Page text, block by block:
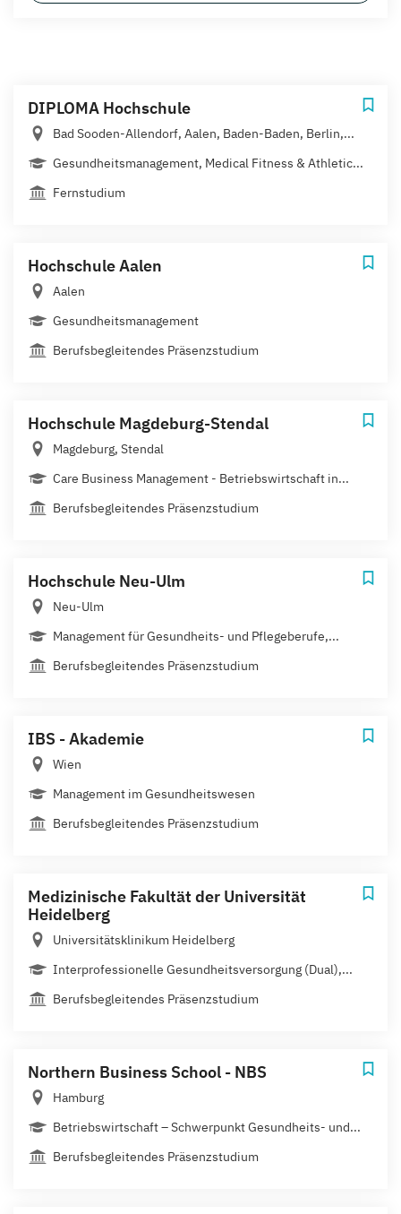
DIPLOMA Hochschule
Bad Sooden-Allendorf, Aalen, Baden-Baden, Berlin,...
Gesundheitsmanagement, Medical Fitness & Athletic...
Fernstudium
Hochschule Aalen
Aalen
Gesundheitsmanagement
Berufsbegleitendes Präsenzstudium
Hochschule Magdeburg-Stendal
Magdeburg, Stendal
Care Business Management - Betriebswirtschaft in...
Berufsbegleitendes Präsenzstudium
Hochschule Neu-Ulm
Neu-Ulm
Management für Gesundheits- und Pflegeberufe,...
Berufsbegleitendes Präsenzstudium
IBS - Akademie
Wien
Management im Gesundheitswesen
Berufsbegleitendes Präsenzstudium
Medizinische Fakultät der Universität
Heidelberg
Universitätsklinikum Heidelberg
Interprofessionelle Gesundheitsversorgung (Dual),...
Berufsbegleitendes Präsenzstudium
Northern Business School - NBS
Hamburg
Betriebswirtschaft – Schwerpunkt Gesundheits- und...
Berufsbegleitendes Präsenzstudium